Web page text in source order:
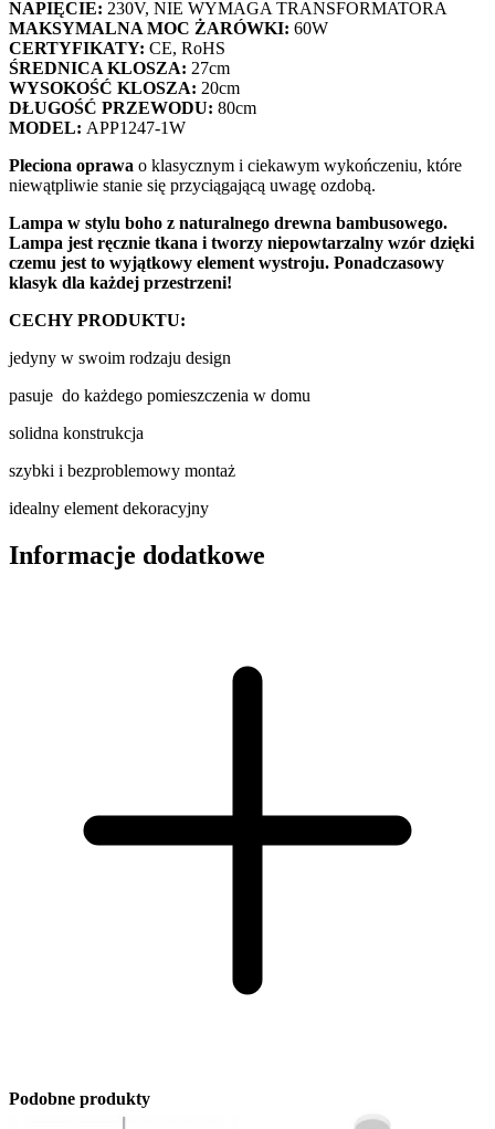
NAPIĘCIE: 230V, NIE WYMAGA TRANSFORMATORA
MAKSYMALNA MOC ŻARÓWKI: 60W
CERTYFIKATY: CE, RoHS
ŚREDNICA KLOSZA: 27cm
WYSOKOŚĆ KLOSZA: 20cm
DŁUGOŚĆ PRZEWODU: 80cm
MODEL: APP1247-1W
Pleciona oprawa o klasycznym i ciekawym wykończeniu, które
niewątpliwie stanie się przyciągającą uwagę ozdobą.
Lampa w stylu boho z naturalnego drewna bambusowego.
Lampa jest ręcznie tkana i tworzy niepowtarzalny wzór dzięki
czemu jest to wyjątkowy element wystroju. Ponadczasowy
klasyk dla każdej przestrzeni!
CECHY PRODUKTU:
jedyny w swoim rodzaju design
pasuje do każdego pomieszczenia w domu
solidna konstrukcja
szybki i bezproblemowy montaż
idealny element dekoracyjny
Informacje dodatkowe
Podobne produkty